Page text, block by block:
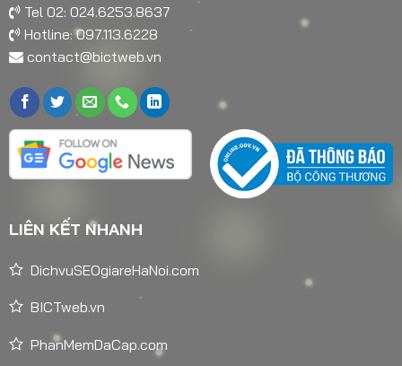
Tel 02: 024.6253.8637
Hotline: 097.113.6228
contact@bictweb.vn
LIÊN KẾT NHANH
DichvuSEOgiareHaNoi.com
BICTweb.vn
PhanMemDaCap.com